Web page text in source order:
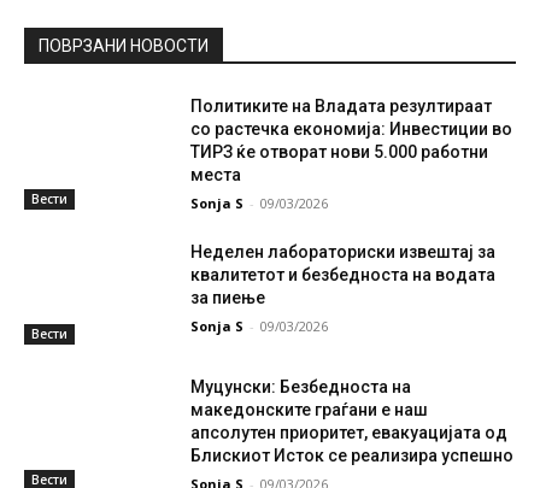
ПОВРЗАНИ НОВОСТИ
Вести
Политиките на Владата резултираат
со растечка економија: Инвестиции во
ТИРЗ ќе отворат нови 5.000 работни
места
Sonja S - 09/03/2026
Вести
Неделен лабораториски извештај за
квалитетот и безбедноста на водата
за пиење
Sonja S - 09/03/2026
Вести
Муцунски: Безбедноста на
македонските граѓани е наш
апсолутен приоритет, евакуацијата од
Блискиот Исток се реализира успешно
Sonja S - 09/03/2026